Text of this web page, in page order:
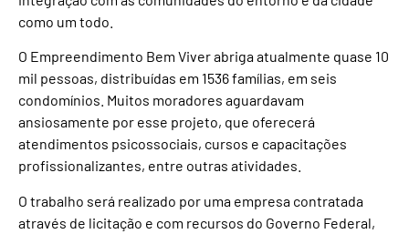
como um todo.
O Empreendimento Bem Viver abriga atualmente quase 10
mil pessoas, distribuídas em 1536 famílias, em seis
condomínios. Muitos moradores aguardavam
ansiosamente por esse projeto, que oferecerá
atendimentos psicossociais, cursos e capacitações
profissionalizantes, entre outras atividades.
O trabalho será realizado por uma empresa contratada
através de licitação e com recursos do Governo Federal,